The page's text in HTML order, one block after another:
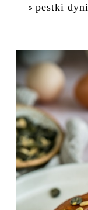
pestki dyni